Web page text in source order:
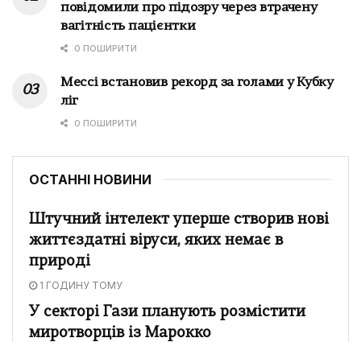
повідомили про підозру через втрачену
вагітність пацієнтки
0 ПОШИРИТИ
Мессі встановив рекорд за голами у Кубку
ліг
0 ПОШИРИТИ
ОСТАННІ НОВИНИ
Штучний інтелект уперше створив нові
життєздатні віруси, яких немає в
природі
1 ГОДИНУ ТОМУ
У секторі Гази планують розмістити
миротворців із Марокко